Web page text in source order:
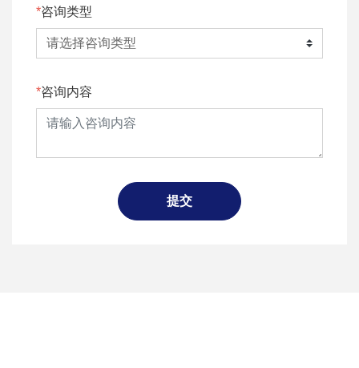
咨询类型
咨询内容
提交